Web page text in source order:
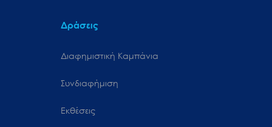
Δράσεις
Διαφημιστική Καμπάνια
Συνδιαφήμιση
Εκθέσεις